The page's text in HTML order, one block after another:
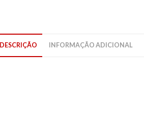
DESCRIÇÃO INFORMAÇÃO ADICIONAL